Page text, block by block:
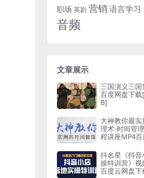
职场 英剧 营销 语言学习
音频
文章展示
三国演义三
百度网盘下
B]
大神教你最
理术-时间管
程讲座MP4百
抖名星《抖
操特训营》
百度云网盘下